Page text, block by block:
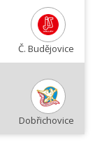
Č. Budějovice
Dobřichovice